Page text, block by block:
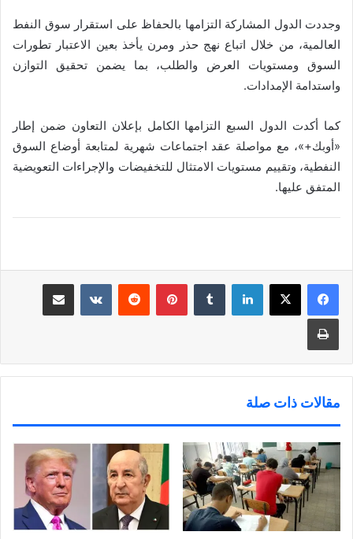
وجددت الدول المشاركة التزامها بالحفاظ على استقرار سوق النفط
العالمية، من خلال اتباع نهج حذر ومرن يأخذ بعين الاعتبار تطورات
السوق ومستويات العرض والطلب، بما يضمن تحقيق التوازن
واستدامة الإمدادات.
كما أكدت الدول السبع التزامها الكامل بإعلان التعاون ضمن إطار
«أوبك+»، مع مواصلة عقد اجتماعات شهرية لمتابعة أوضاع السوق
النفطية، وتقييم مستويات الامتثال للتخفيضات والإجراءات التعويضية
المتفق عليها.
لينكدإن بينتيريست
مقالات ذات صلة